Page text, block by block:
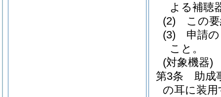
よる補聴
(2)
この
(3)
申請
こと。
(対象機器)
第3条
助成
の耳に装用